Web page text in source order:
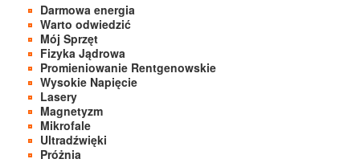
Darmowa energia
Warto odwiedzić
Mój Sprzęt
Fizyka Jądrowa
Promieniowanie Rentgenowskie
Wysokie Napięcie
Lasery
Magnetyzm
Mikrofale
Ultradźwięki
Próżnia